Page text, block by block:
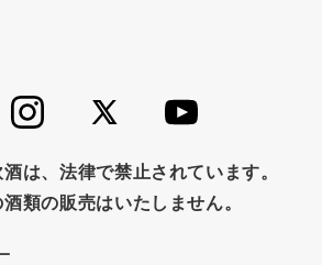
は、法律で禁止されています。
類の販売はいたしません。